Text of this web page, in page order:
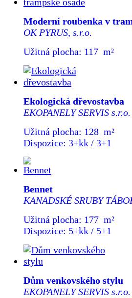
Moderní roubenka v
OK PYRUS, s.r.o.
Užitná plocha: 117 m²
Ekologická dřevostavba
EKOPANELY SERVIS s.r.o.
Užitná plocha: 128 m²
Dispozice: 3+kk / 3+1
Bennet
KANADSKÉ SRUBY
Užitná plocha: 177 m²
Dispozice: 5+kk / 5+1
Dům venkovského stylu
EKOPANELY SERVIS s.r.o.